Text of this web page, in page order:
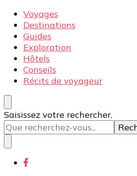
Carnets de voyages
Blog voyage à la découverte du
voyages, des conseils et avis sur
Voyages
Destinations
Guides
Exploration
Hôtels
Conseils
Récits de voyageur
Vous
recherchiez
quelque
chose ?
Saisissez votre rechercher.